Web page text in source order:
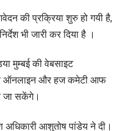
की प्रक्रिया शुरु हो गयी है,
भी जारी कर दिया है ।
मुम्बई की वेबसाइट
ऑनलाइन और हज कमेटी आफ
जा सकेंगे।
आशुतोष पांडेय ने दी।